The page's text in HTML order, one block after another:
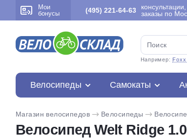
Мои
бонусы
(495) 221-64-63
консультации,
заказы по
Например: Foxx
Велосипеды Самокаты
Магазин велосипедов Велосипеды
Велосипед Welt Ridge